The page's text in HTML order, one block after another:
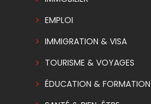
EMPLOI
IMMIGRATION & VISA
TOURISME & VOYAGES
ÉDUCATION & FORMATION